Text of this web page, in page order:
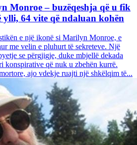
Monroe – buzëqeshja që u fik
ylli, 64 vite që ndaluan kohën
e një ikonë si Marilyn Monroe, e
me velin e pluhurt të sekreteve. Një
se përgjigje, duke mbjellë dekada
konspirative që nuk u zbehën kurrë.
ajo vdekje ruajti një shkëlqim të...